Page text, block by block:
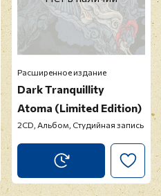
Расширенное издание
Dark Tranquillity
Atoma (Limited Edition)
2CD, Альбом, Студийная запись